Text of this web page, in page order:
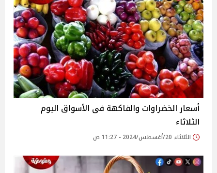
أسعار الخضراوات والفاكهة فى الأسواق‎‎ اليوم
الثلاثاء
الثلاثاء 20/أغسطس/2024 - 11:27 ص